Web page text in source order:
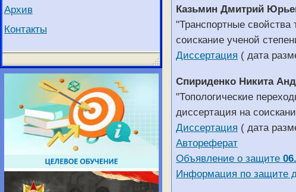
Архив
Контакты
Казьмин Дмитрий
"Транспортные
соискание ученой
Диссертация ( дата
Спириденко Никита
"Топологические
диссертация на
Диссертация ( дата
Автореферат
Объявление о защите
Информация по защите